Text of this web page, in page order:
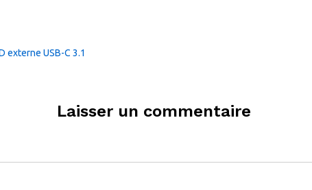
externe USB-C 3.1
Laisser un commentaire